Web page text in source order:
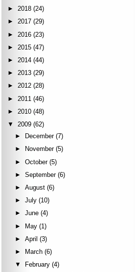
► 2018 (24)
► 2017 (29)
► 2016 (23)
► 2015 (47)
► 2014 (44)
► 2013 (29)
► 2012 (28)
► 2011 (46)
► 2010 (48)
▼
2009 (62)
►
December (7)
►
November (5)
►October (5)
►September (6)
►August (6)
►July (10)
►June (4)
► May (1)
►April (3)
►
March (6)
▼
February (4)